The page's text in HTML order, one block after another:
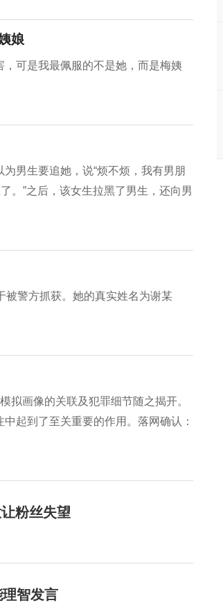
娘
，可是我最佩服的不是她，而是梅姨
男生要追她，说“烦不烦，我有男朋
。”之后，该女生拉黑了男生，还向男
被警方抓获。她的真实姓名为谢某
拟画像的关联及犯罪细节随之揭开。
起到了至关重要的作用。落网确认：
粉丝失望
智发言